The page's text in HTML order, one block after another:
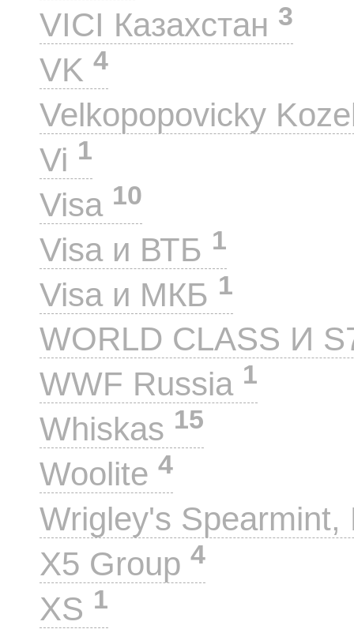
VICI Казахстан 3
VK 4
Velkopopovicky
Vi 1
Visa 10
Visa и ВТБ 1
Visa и МКБ 1
WORLD CLASS И
WWF Russia 1
Whiskas 15
Woolite 4
Wrigley's
X5 Group 4
XS 1